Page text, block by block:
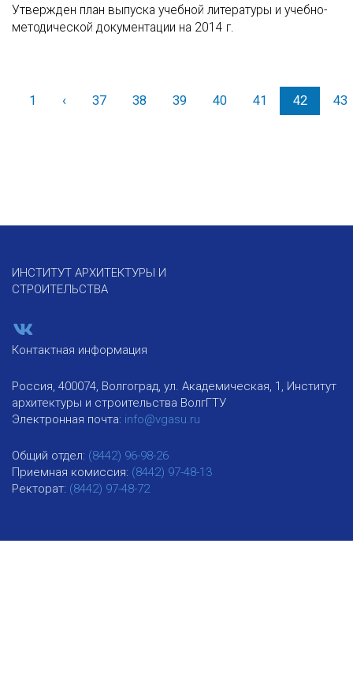
Утвержден план выпуска учебной литературы и учебно-
методической документации на 2014 г.
1 ‹Назад
37 38 39 40 41 42 43
ИНСТИТУТ АРХИТЕКТУРЫ И
СТРОИТЕЛЬСТВА
Контактная информация
Россия, 400074, Волгоград, ул. Академическая, 1, Институт
архитектуры и строительства ВолгГТУ
Электронная почта: info@vgasu.ru
Общий отдел: (8442) 96-98-26
Приемная комиссия: (8442) 97-48-13
Ректорат: (8442) 97-48-72